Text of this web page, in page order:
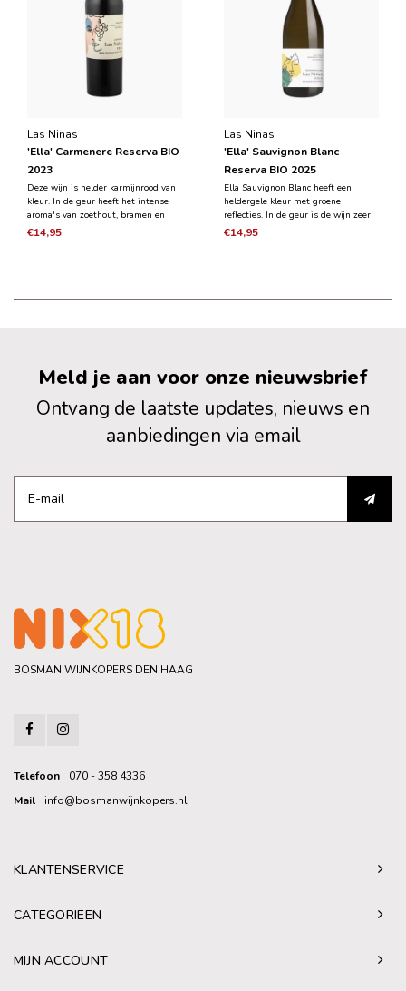
Las Ninas
'Ella' Carmenere Reserva BIO
2023
Deze wijn is helder karmijnrood van
kleur. In de geur heeft het intense
aroma's van zoethout, bramen en
gedroogd fruit. In de smaak is de w
ijn rond, zijdeachtig, warm en
€14,95
Las Ninas
'Ella' Sauvignon Blanc
Reserva BIO 2025
Ella Sauvignon Blanc heeft een
heldergele kleur met groene
reflecties. In de geur is de wijn zeer
expressief en complex met aroma's
van grapefruit, mango en zwarte
€14,95
Meld je aan voor onze nieuwsbrief
Ontvang de laatste updates, nieuws en
aanbiedingen via email
BOSMAN WIJNKOPERS DEN HAAG
Telefoon
070 - 358 4336
Mail
info@bosmanwijnkopers.nl
KLANTENSERVICE
CATEGORIEËN
MIJN ACCOUNT